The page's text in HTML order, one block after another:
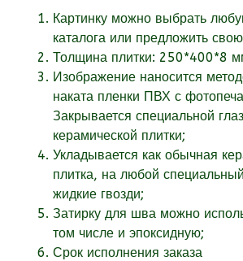
Картинку можно выбрать
каталога или предложить
Толщина плитки: 250*400*8
Изображение наносится
наката пленки ПВХ с
Закрывается специальной
керамической плитки;
Укладывается как обычная
плитка, на любой
жидкие гвозди;
Затирку для шва можно
том числе и эпоксидную;
Срок исполнения заказа